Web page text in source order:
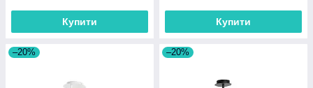
Купити Купити
–20% –20%